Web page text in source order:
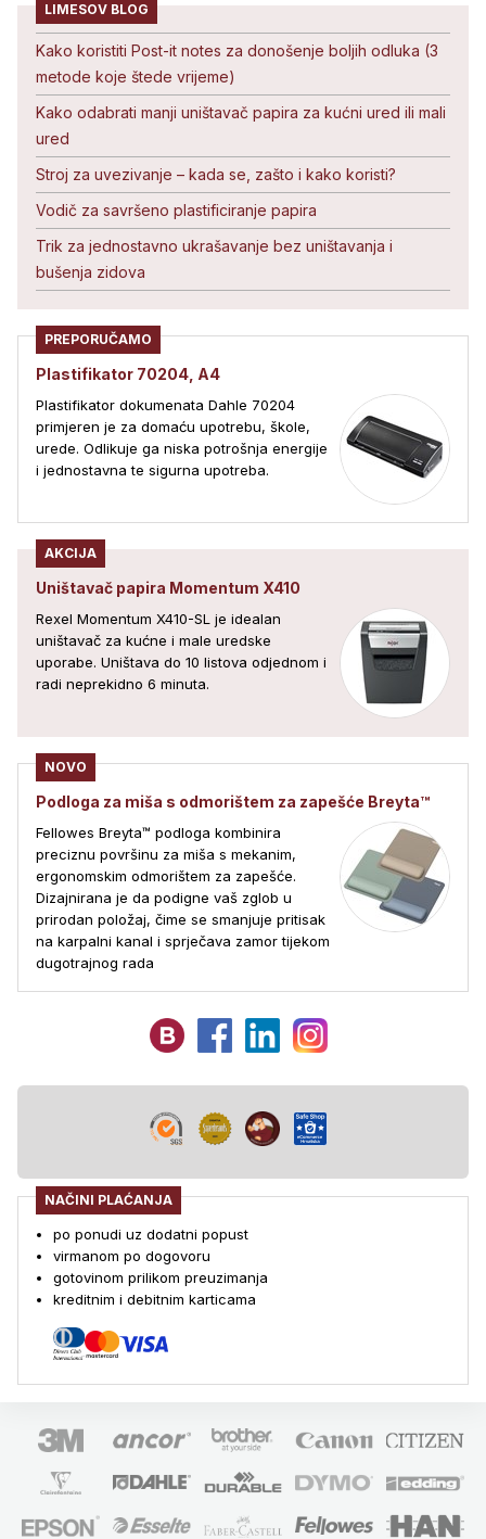
LIMESOV BLOG
Kako koristiti Post-it notes za donošenje boljih odluka (3
metode koje štede vrijeme)
Kako odabrati manji uništavač papira za kućni ured ili mali
ured
Stroj za uvezivanje – kada se, zašto i kako koristi?
Vodič za savršeno plastificiranje papira
Trik za jednostavno ukrašavanje bez uništavanja i
bušenja zidova
PREPORUČAMO
Plastifikator 70204, A4
Plastifikator dokumenata Dahle 70204
primjeren je za domaću upotrebu, škole,
urede. Odlikuje ga niska potrošnja energije
i jednostavna te sigurna upotreba.
AKCIJA
Uništavač papira Momentum X410
Rexel Momentum X410-SL je idealan
uništavač za kućne i male uredske
uporabe. Uništava do 10 listova odjednom i
radi neprekidno 6 minuta.
NOVO
Podloga za miša s odmorištem za zapešće Breyta™
Fellowes Breyta™ podloga kombinira
preciznu površinu za miša s mekanim,
ergonomskim odmorištem za zapešće.
Dizajnirana je da podigne vaš zglob u
prirodan položaj, čime se smanjuje pritisak
na karpalni kanal i sprječava zamor tijekom
dugotrajnog rada
NAČINI PLAĆANJA
po ponudi uz dodatni popust
virmanom po dogovoru
gotovinom prilikom preuzimanja
kreditnim i debitnim karticama